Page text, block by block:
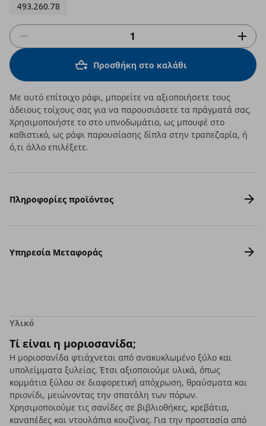
493.260.78
Προσθήκη στο καλάθι
Με αυτό επίτοιχο ράφι, μπορείτε να αξιοποιήσετε τους
άδειους τοίχους σας για να παρουσιάσετε τα πράγματά σας.
Χρησιμοποιήστε το στο υπνοδωμάτιο, ως μπουφέ στο
καθιστικό, ως ράφι παρουσίασης δίπλα στην τραπεζαρία, ή
ό,τι άλλο επιλέξετε.
Πληροφορίες προϊόντος
Υπηρεσία Μεταφοράς
Υλικό
Τί είναι η μοριοσανίδα;
Η μοριοσανίδα φτιάχνεται από ανακυκλωμένο ξύλο και
υπολείμματα ξυλείας. Έτσι αξιοποιούμε υλικά, όπως
κομμάτια ξύλου σε διαφορετική απόχρωση, θραύσματα και
πριονίδι, μειώνοντας την σπατάλη των πόρων.
Χρησιμοποιούμε τις σανίδες σε βιβλιοθήκες, κρεβάτια,
καναπέδες και ντουλάπια κουζίνας. Για την προστασία από